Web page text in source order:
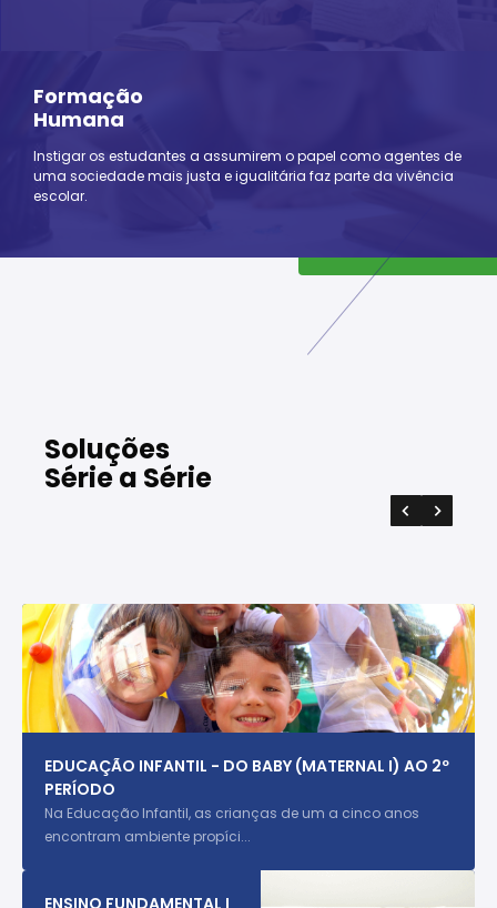
Formação
Humana
Instigar os estudantes a assumirem o papel como agentes de
uma sociedade mais justa e igualitária faz parte da vivência
escolar.
Soluções
Série a Série
EDUCAÇÃO INFANTIL - DO BABY (MATERNAL I) AO 2º
PERÍODO
Na Educação Infantil, as crianças de um a cinco anos
encontram ambiente propíci...
ENSINO FUNDAMENTAL I